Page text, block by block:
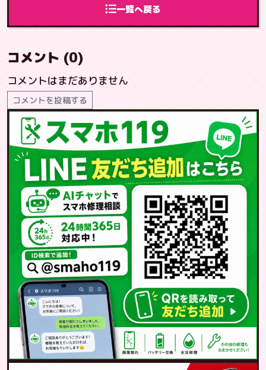
一覧へ戻る
コメント (0)
コメントはまだありません
コメントを投稿する